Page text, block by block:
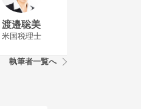
渡邉聡美
米国税理士
執筆者一覧へ